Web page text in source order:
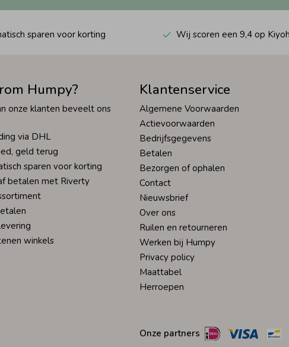
sparen voor korting Wij scoren een 9,4 op Kiyoh
Humpy?
onze klanten beveelt ons
via DHL
geld terug
sparen voor korting
betalen met Riverty
winkels
Klantenservice
Algemene Voorwaarden
Actievoorwaarden
Bedrijfsgegevens
Betalen
Bezorgen of ophalen
Contact
Nieuwsbrief
Over ons
Ruilen en retourneren
Werken bij Humpy
Privacy policy
Maattabel
Herroepen
Onze partners